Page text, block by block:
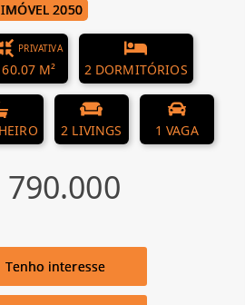
IMÓVEL 2050
PRIVATIVA
60.07 M² 2 DORMITÓRIOS
2 LIVINGS 1 VAGA
790.000
Tenho interesse